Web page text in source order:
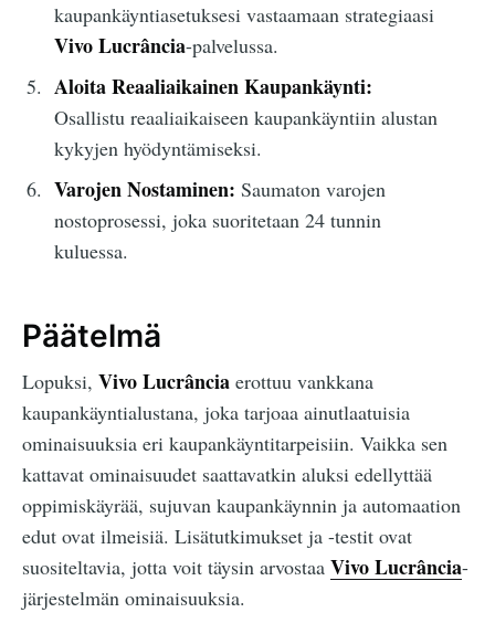
kaupankäyntiasetuksesi vastaamaan strategiaasi
Vivo Lucrância-palvelussa.
Aloita Reaaliaikainen Kaupankäynti:
Osallistu reaaliaikaiseen kaupankäyntiin alustan
kykyjen hyödyntämiseksi.
Varojen Nostaminen: Saumaton varojen
nostoprosessi, joka suoritetaan 24 tunnin
kuluessa.
Päätelmä
Lopuksi, Vivo Lucrância erottuu vankkana
kaupankäyntialustana, joka tarjoaa ainutlaatuisia
ominaisuuksia eri kaupankäyntitarpeisiin. Vaikka sen
kattavat ominaisuudet saattavatkin aluksi edellyttää
oppimiskäyrää, sujuvan kaupankäynnin ja automaation
edut ovat ilmeisiä. Lisätutkimukset ja -testit ovat
suositeltavia, jotta voit täysin arvostaa Vivo Lucrância-
järjestelmän ominaisuuksia.